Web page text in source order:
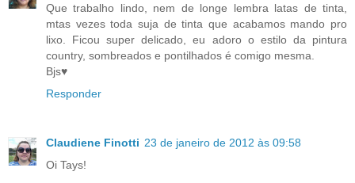
Que trabalho lindo, nem de longe lembra latas de tinta,
mtas vezes toda suja de tinta que acabamos mando pro
lixo. Ficou super delicado, eu adoro o estilo da pintura
country, sombreados e pontilhados é comigo mesma.
Bjs♥
Responder
Claudiene Finotti 23 de janeiro de 2012 às 09:58
Oi Tays!